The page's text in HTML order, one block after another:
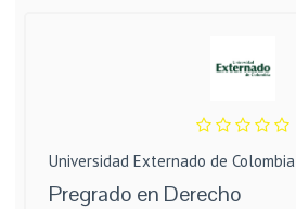
Universidad Externado de Colombia
Pregrado en Derecho